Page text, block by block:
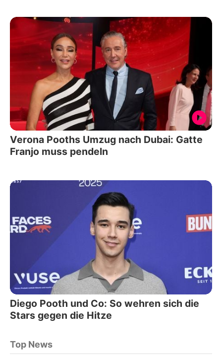
Verona Pooths Umzug nach Dubai: Gatte
Franjo muss pendeln
Diego Pooth und Co: So wehren sich die
Stars gegen die Hitze
Top News